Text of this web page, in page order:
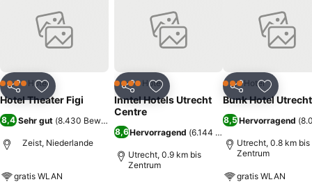
Teilen Zu Favoriten hinzufügen
4 SterneHotel
Hotel Theater Figi
8,4 Sehr gut (8.430 Bewertungen
Zeist, Niederlande
gratis WLAN
Teilen Zu Favoriten hinzufügen
4 SterneHotel
Inntel Hotels Utrecht
Centre
8,6Hervorragend (6.144 Bewertungen
Utrecht, 0.9 km bis
Zentrum
Teilen Zu
3 SterneHotel
Bunk Hotel Utrecht
8,5Hervorragend (
Utrecht, 0.8 km bis
Zentrum
gratis WLAN